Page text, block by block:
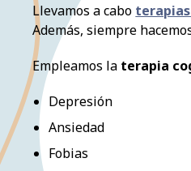
Llevamos a cabo
Además, siempre
Empleamos la terapia
Depresión
Ansiedad
Fobias